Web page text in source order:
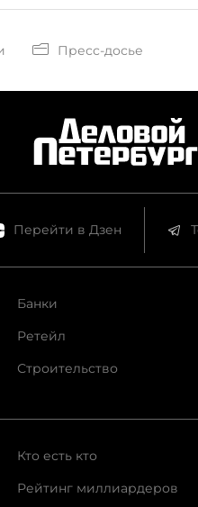
Пресс-досье
Перейти в Дзен
Банки
Ретейл
Строительство
Кто есть кто
Рейтинг миллиардеров